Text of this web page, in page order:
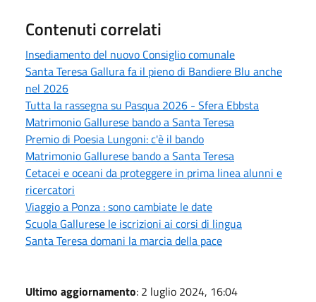
Contenuti correlati
Insediamento del nuovo Consiglio comunale
Santa Teresa Gallura fa il pieno di Bandiere Blu anche
nel 2026
Tutta la rassegna su Pasqua 2026 - Sfera Ebbsta
Matrimonio Gallurese bando a Santa Teresa
Premio di Poesia Lungoni: c'è il bando
Matrimonio Gallurese bando a Santa Teresa
Cetacei e oceani da proteggere in prima linea alunni e
ricercatori
Viaggio a Ponza : sono cambiate le date
Scuola Gallurese le iscrizioni ai corsi di lingua
Santa Teresa domani la marcia della pace
Ultimo aggiornamento: 2 luglio 2024, 16:04